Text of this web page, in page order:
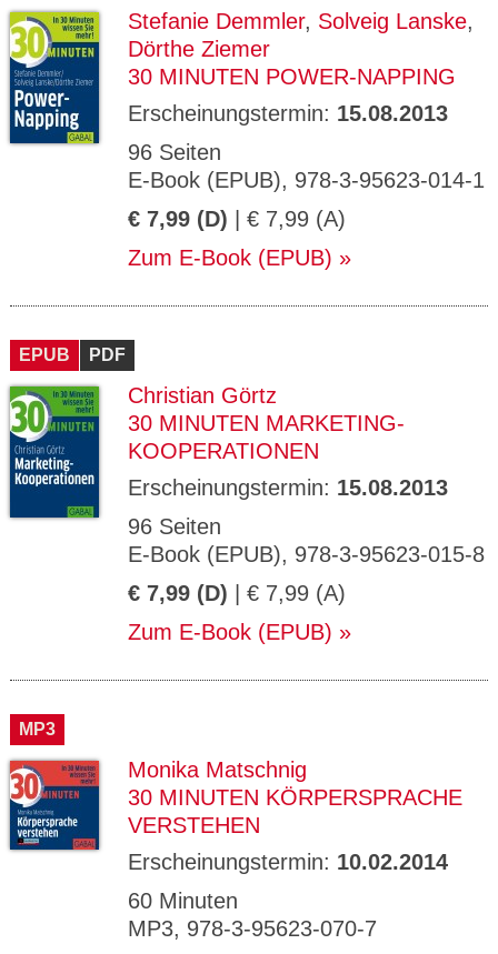
Stefanie Demmler, Solveig Lanske,
Dörthe Ziemer
30 MINUTEN POWER-NAPPING
Erscheinungstermin: 15.08.2013
96 Seiten
E-Book (EPUB), 978-3-95623-014-1
€ 7,99 (D) | € 7,99 (A)
Zum E-Book (EPUB)
EPUB PDF
Christian Görtz
30 MINUTEN MARKETING-
KOOPERATIONEN
Erscheinungstermin: 15.08.2013
96 Seiten
E-Book (EPUB), 978-3-95623-015-8
€ 7,99 (D) | € 7,99 (A)
Zum E-Book (EPUB)
MP3
Monika Matschnig
30 MINUTEN KÖRPERSPRACHE
VERSTEHEN
Erscheinungstermin: 10.02.2014
60 Minuten
MP3, 978-3-95623-070-7